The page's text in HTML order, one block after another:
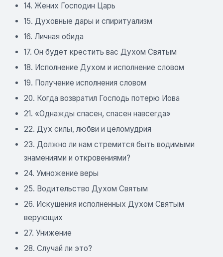
14. Жених Господин Царь
15. Духовные дары и спиритуализм
16. Личная обида
17. Он будет крестить вас Духом Святым
18. Исполнение Духом и исполнение словом
19. Получение исполнения словом
20. Когда возвратил Господь потерю Иова
21. «Однажды спасен, спасен навсегда»
22. Дух силы, любви и целомудрия
23. Должно ли нам стремится быть водимыми
знамениями и откровениями?
24. Умножение веры
25. Водительство Духом Святым
26. Искушения исполненных Духом Святым
верующих
27. Унижение
28. Случай ли это?